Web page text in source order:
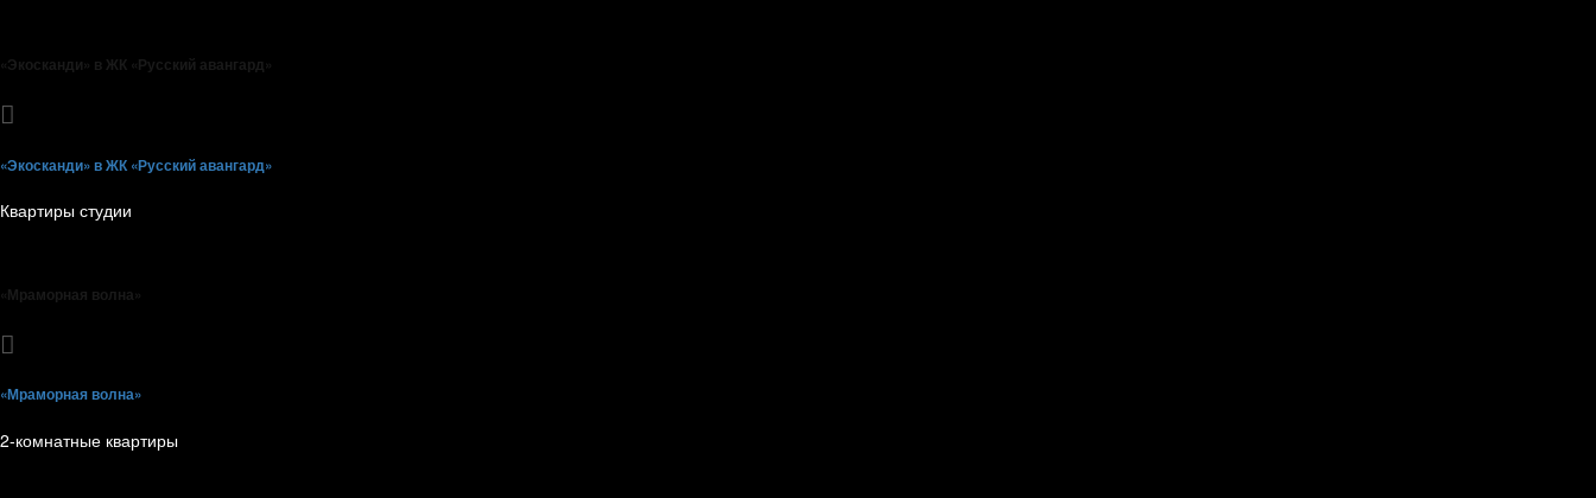
«Экосканди» в ЖК «Русский авангард»
«Экосканди» в ЖК «Русский авангард»
Квартиры студии
«Мраморная волна»
«Мраморная волна»
2-комнатные квартиры